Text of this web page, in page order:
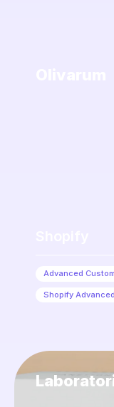
Advanced
Shopify Advanced